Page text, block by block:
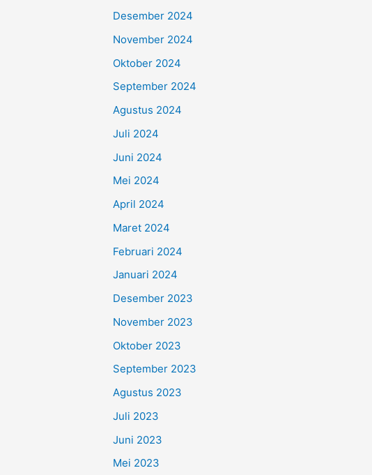
Desember 2024
November 2024
Oktober 2024
September 2024
Agustus 2024
Juli 2024
Juni 2024
Mei 2024
April 2024
Maret 2024
Februari 2024
Januari 2024
Desember 2023
November 2023
Oktober 2023
September 2023
Agustus 2023
Juli 2023
Juni 2023
Mei 2023